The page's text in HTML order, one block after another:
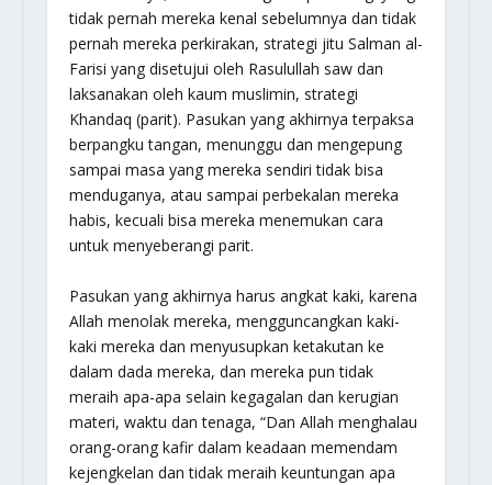
tidak pernah mereka kenal sebelumnya dan tidak
pernah mereka perkirakan, strategi jitu Salman al-
Farisi yang disetujui oleh Rasulullah saw dan
laksanakan oleh kaum muslimin, strategi
Khandaq (parit). Pasukan yang akhirnya terpaksa
berpangku tangan, menunggu dan mengepung
sampai masa yang mereka sendiri tidak bisa
menduganya, atau sampai perbekalan mereka
habis, kecuali bisa mereka menemukan cara
untuk menyeberangi parit.
Pasukan yang akhirnya harus angkat kaki, karena
Allah menolak mereka, mengguncangkan kaki-
kaki mereka dan menyusupkan ketakutan ke
dalam dada mereka, dan mereka pun tidak
meraih apa-apa selain kegagalan dan kerugian
materi, waktu dan tenaga, “Dan Allah menghalau
orang-orang kafir dalam keadaan memendam
kejengkelan dan tidak meraih keuntungan apa